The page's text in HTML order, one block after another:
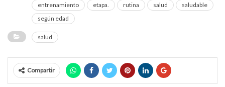
entrenamiento
etapa. rutina salud
saludable
según edad
salud
Compartir